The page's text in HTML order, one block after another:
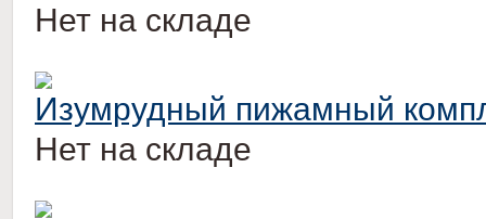
Нет на складе
Изумрудный пижамный
Нет на складе